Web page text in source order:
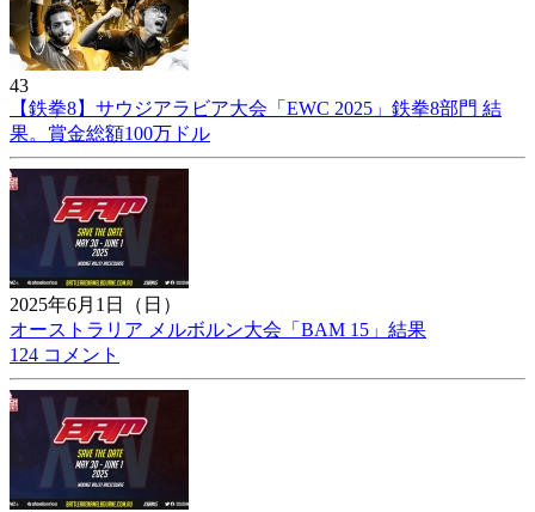
43
【鉄拳8】サウジアラビア大会「EWC 2025」鉄拳8部門 結
果。賞金総額100万ドル
2025年6月1日（日）
オーストラリア メルボルン大会「BAM 15」結果
124 コメント